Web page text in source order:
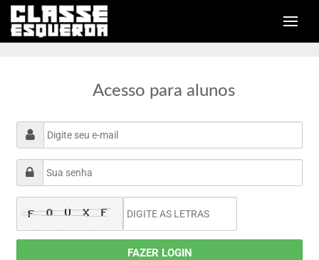
Acesso para alunos
FAZER LOGIN